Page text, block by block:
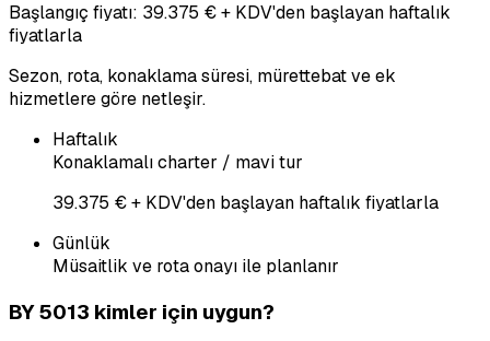
Başlangıç fiyatı: 39.375 € + KDV'den başlayan haftalık
fiyatlarla
Sezon, rota, konaklama süresi, mürettebat ve ek
hizmetlere göre netleşir.
Haftalık
Konaklamalı charter / mavi tur
39.375 € + KDV'den başlayan haftalık fiyatlarla
Günlük
Müsaitlik ve rota onayı ile planlanır
BY 5013 kimler için uygun?